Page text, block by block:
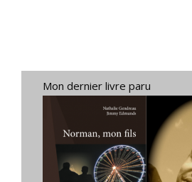
Mon dernier livre paru